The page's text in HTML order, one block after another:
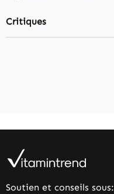
Critiques
Soutien et conseils sous: